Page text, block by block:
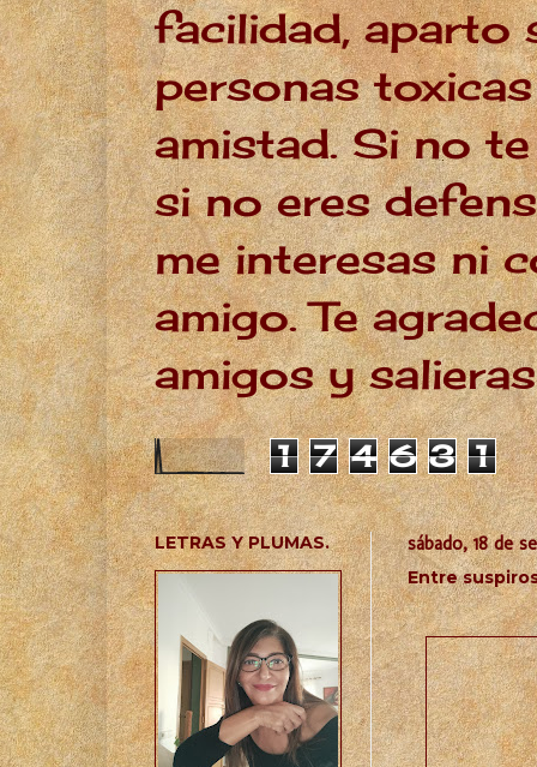
facilidad, aparto
personas
amistad. Si no
si no eres
me interesas ni
amigo. Te
amigos y
1 7 4 6 3 1
sábado, 18 de
Entre
LETRAS Y PLUMAS.